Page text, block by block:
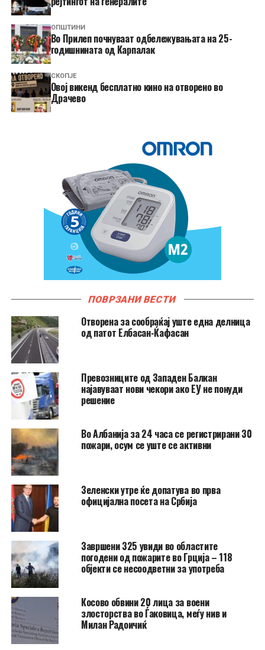
ОПШТИНИ
Во Прилеп почнуваат одбележувањата на 25-
годишнината од Карпалак
СКОПЈЕ
​Овој викенд бесплатно кино на отворено во
Драчево
ПОВРЗАНИ ВЕСТИ
Отворена за сообраќај уште една делница
од патот Елбасан-Ќафасан
Превозниците од Западен Балкан
најавуваат нови чекори ако ЕУ не понуди
решение
Во Албанија за 24 часа се регистрирани 30
пожари, осум се уште се активни
Зеленски утре ќе допатува во прва
официјална посета на Србија
Завршени 325 увиди во областите
погодени од пожарите во Грција – 118
објекти се несоодветни за употреба
Косово обвини 20 лица за воени
злосторства во Ѓаковица, меѓу нив и
Милан Радоичиќ